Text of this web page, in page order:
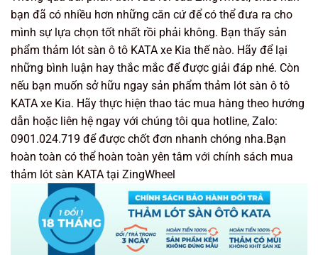
bạn đã có nhiều hơn những căn cứ để có thể đưa ra cho
mình sự lựa chọn tốt nhất rồi phải không. Bạn thấy sản
phẩm thảm lót sàn ô tô KATA xe Kia thế nào. Hãy để lại
những bình luận hay thắc mắc để được giải đáp nhé. Còn
nếu bạn muốn sở hữu ngay sản phẩm thảm lót sàn ô tô
KATA xe Kia. Hãy thực hiện thao tác mua hàng theo hướng
dẫn hoặc liên hệ ngay với chúng tôi qua hotline, Zalo:
0901.024.719 để được chốt đơn nhanh chóng nha.Bạn
hoàn toàn có thể hoàn toàn yên tâm với chính sách mua
thảm lót sàn KATA tại ZingWheel